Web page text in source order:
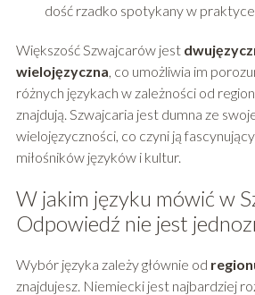
dość rzadko spotykany w praktyce.
Większość Szwajcarów jest
wielojęzyczna , co umożliwia im
różnych językach w zależności od
znajdują. Szwajcaria jest dumna ze
wielojęzyczności, co czyni ją
miłośników języków i kultur.
W jakim języku mówić w
Odpowiedź nie jest
Wybór języka zależy głównie od
znajdujesz. Niemiecki jest najbardziej